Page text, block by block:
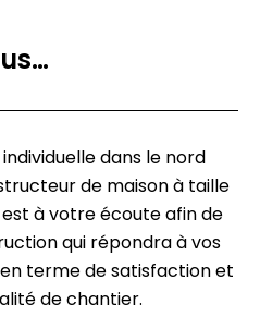
dans le nord
de maison à taille
est à votre écoute afin de
qui répondra à vos
terme de satisfaction et
de chantier.